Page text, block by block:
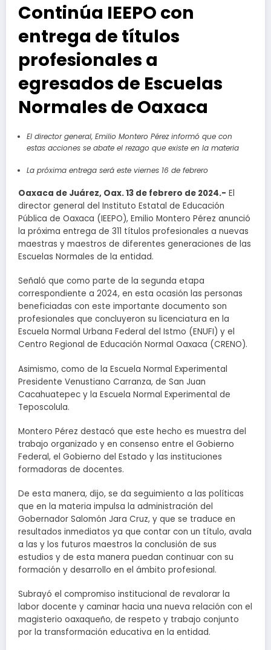
Continúa IEEPO con
entrega de títulos
profesionales a
egresados de Escuelas
Normales de Oaxaca
El director general, Emilio Montero Pérez informó que con
estas acciones se abate el rezago que existe en la materia
La próxima entrega será este viernes 16 de febrero
Oaxaca de Juárez, Oax. 13 de febrero de 2024.- El
director general del Instituto Estatal de Educación
Pública de Oaxaca (IEEPO), Emilio Montero Pérez anunció
la próxima entrega de 311 títulos profesionales a nuevas
maestras y maestros de diferentes generaciones de las
Escuelas Normales de la entidad.
Señaló que como parte de la segunda etapa
correspondiente a 2024, en esta ocasión las personas
beneficiadas con este importante documento son
profesionales que concluyeron su licenciatura en la
Escuela Normal Urbana Federal del Istmo (ENUFI) y el
Centro Regional de Educación Normal Oaxaca (CRENO).
Asimismo, como de la Escuela Normal Experimental
Presidente Venustiano Carranza, de San Juan
Cacahuatepec y la Escuela Normal Experimental de
Teposcolula.
Montero Pérez destacó que este hecho es muestra del
trabajo organizado y en consenso entre el Gobierno
Federal, el Gobierno del Estado y las instituciones
formadoras de docentes.
De esta manera, dijo, se da seguimiento a las políticas
que en la materia impulsa la administración del
Gobernador Salomón Jara Cruz, y que se traduce en
resultados inmediatos ya que contar con un título, avala
a las y los futuros maestros la conclusión de sus
estudios y de esta manera puedan continuar con su
formación y desarrollo en el ámbito profesional.
Subrayó el compromiso institucional de revalorar la
labor docente y caminar hacia una nueva relación con el
magisterio oaxaqueño, de respeto y trabajo conjunto
por la transformación educativa en la entidad.